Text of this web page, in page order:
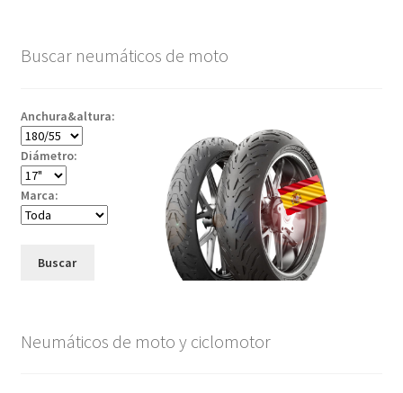
Buscar neumáticos de moto
Anchura&altura:
Diámetro:
Marca:
Buscar
Neumáticos de moto y ciclomotor